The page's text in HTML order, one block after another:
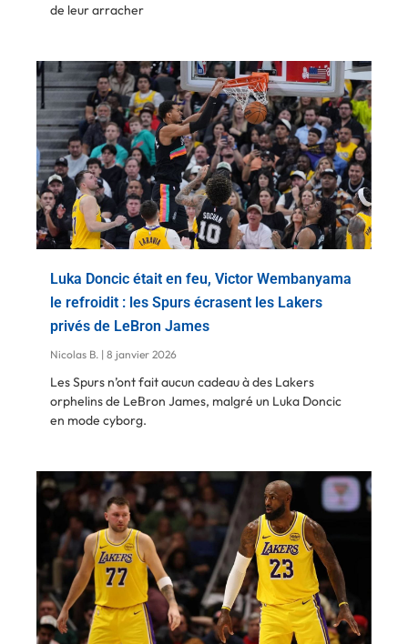
de leur arracher
Luka Doncic était en feu, Victor Wembanyama
le refroidit : les Spurs écrasent les Lakers
privés de LeBron James
Nicolas B. 8 janvier 2026
Les Spurs n’ont fait aucun cadeau à des Lakers
orphelins de LeBron James, malgré un Luka Doncic
en mode cyborg.